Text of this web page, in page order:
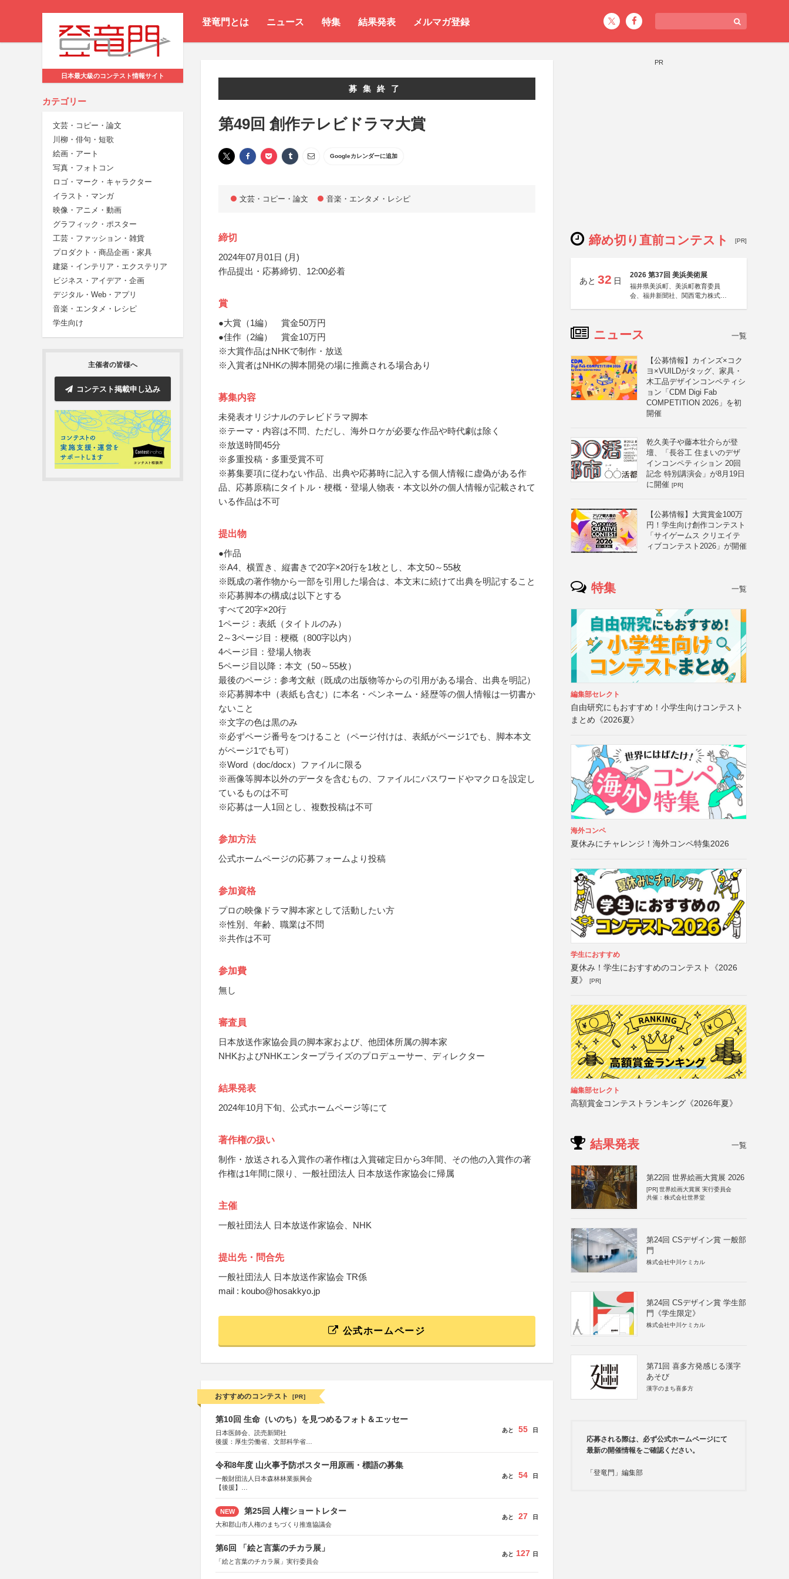
登竜門とは ニュース 特集 結果発表 メルマガ登録
日本最大級のコンテスト情報サイト
カテゴリー
文芸・コピー・論文
川柳・俳句・短歌
絵画・アート
写真・フォトコン
ロゴ・マーク・キャラクター
イラスト・マンガ
映像・アニメ・動画
グラフィック・ポスター
工芸・ファッション・雑貨
プロダクト・商品企画・家具
建築・インテリア・エクステリア
ビジネス・アイデア・企画
デジタル・Web・アプリ
音楽・エンタメ・レシピ
学生向け
主催者の皆様へ
コンテスト掲載申し込み
募集終了
第49回 創作テレビドラマ大賞
Googleカレンダーに追加
文芸・コピー・論文 音楽・エンタメ・レシピ
締切
2024年07月01日 (月)
作品提出・応募締切、12:00必着
賞
●大賞（1編） 賞金50万円
●佳作（2編） 賞金10万円
※大賞作品はNHKで制作・放送
※入賞者はNHKの脚本開発の場に推薦される場合あり
募集内容
未発表オリジナルのテレビドラマ脚本
※テーマ・内容は不問、ただし、海外ロケが必要な作品や時代劇は除く
※放送時間45分
※多重投稿・多重受賞不可
※募集要項に従わない作品、出典や応募時に記入する個人情報に虚偽がある作
品、応募原稿にタイトル・梗概・登場人物表・本文以外の個人情報が記載されて
いる作品は不可
提出物
●作品
※A4、横置き、縦書きで20字×20行を1枚とし、本文50～55枚
※既成の著作物から一部を引用した場合は、本文末に続けて出典を明記すること
※応募脚本の構成は以下とする
すべて20字×20行
1ページ：表紙（タイトルのみ）
2～3ページ目：梗概（800字以内）
4ページ目：登場人物表
5ページ目以降：本文（50～55枚）
最後のページ：参考文献（既成の出版物等からの引用がある場合、出典を明記）
※応募脚本中（表紙も含む）に本名・ペンネーム・経歴等の個人情報は一切書か
ないこと
※文字の色は黒のみ
※必ずページ番号をつけること（ページ付けは、表紙がページ1でも、脚本本文
がページ1でも可）
※Word（doc/docx）ファイルに限る
※画像等脚本以外のデータを含むもの、ファイルにパスワードやマクロを設定し
ているものは不可
※応募は一人1回とし、複数投稿は不可
参加方法
公式ホームページの応募フォームより投稿
参加資格
プロの映像ドラマ脚本家として活動したい方
※性別、年齢、職業は不問
※共作は不可
参加費
無し
審査員
日本放送作家協会員の脚本家および、他団体所属の脚本家
NHKおよびNHKエンタープライズのプロデューサー、ディレクター
結果発表
2024年10月下旬、公式ホームページ等にて
著作権の扱い
制作・放送される入賞作の著作権は入賞確定日から3年間、その他の入賞作の著
作権は1年間に限り、一般社団法人 日本放送作家協会に帰属
主催
一般社団法人 日本放送作家協会、NHK
提出先・問合先
一般社団法人 日本放送作家協会 TR係
mail : koubo@hosakkyo.jp
公式ホームページ
おすすめのコンテスト [PR]
第10回 生命（いのち）を見つめるフォト＆エッセー
日本医師会、読売新聞社
後援：厚生労働省、文部科学省
あと 55 日
令和8年度 山火事予防ポスター用原画・標語の募集
一般財団法人日本森林林業振興会
【後援】
あと 54 日
NEW 第25回 人権ショートレター
大和郡山市人権のまちづくり推進協議会
あと 27 日
第6回 「絵と言葉のチカラ展」
「絵と言葉のチカラ展」実行委員会
あと 127 日
PR
締め切り直前コンテスト [PR]
あと 32 日
2026 第37回 美浜美術展
福井県美浜町、美浜町教育委員
会、福井新聞社、関西電力株式会
ニュース 一覧
【公募情報】カインズ×コク
ヨ×VUILDがタッグ、家具・
木工品デザインコンペティシ
ョン「CDM Digi Fab
COMPETITION 2026」を初
開催
乾久美子や藤本壮介らが登
壇、「長谷工 住まいのデザ
インコンペティション 20回
記念 特別講演会」が8月19日
に開催 [PR]
【公募情報】大賞賞金100万
円！学生向け創作コンテスト
「サイゲームス クリエイテ
ィブコンテスト2026」が開催
特集 一覧
編集部セレクト
自由研究にもおすすめ！小学生向けコンテスト
まとめ《2026夏》
海外コンペ
夏休みにチャレンジ！海外コンペ特集2026
学生におすすめ
夏休み！学生におすすめのコンテスト《2026
夏》
[PR]
編集部セレクト
高額賞金コンテストランキング《2026年夏》
結果発表 一覧
第22回 世界絵画大賞展 2026
[PR] 世界絵画大賞展 実行委員会
共催：株式会社世界堂
第24回 CSデザイン賞 一般部
門
株式会社中川ケミカル
第24回 CSデザイン賞 学生部
門《学生限定》
株式会社中川ケミカル
第71回 喜多方発感じる漢字
あそび
漢字のまち喜多方
応募される際は、必ず公式ホームページにて
最新の開催情報をご確認ください。
「登竜門」編集部